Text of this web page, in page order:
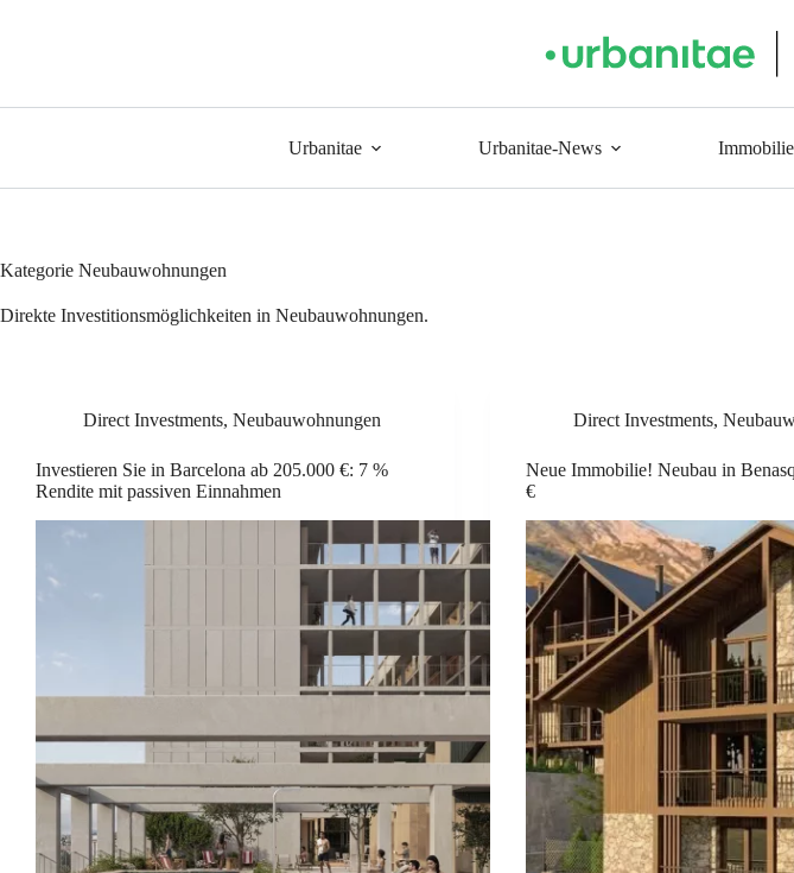
Urbanitae Urbanitae-News
Kategorie Neubauwohnungen
Direkte Investitionsmöglichkeiten in Neubauwohnungen.
Direct Investments, Neubauwohnungen
Investieren Sie in Barcelona ab 205.000 €: 7 %
Rendite mit passiven Einnahmen
Direct Investments,
Neue Immobilie! Neubau in
€